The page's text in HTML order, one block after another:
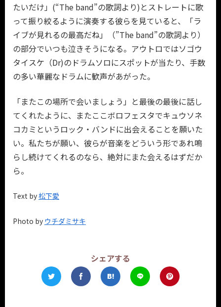
たいだけ」(“The band”の歌詞より)とストレートに歌
って振り絞るように演奏する彼らを見ていると、「ラ
イブが見れるの最高だね」（”The band”の歌詞より）
の部分でいつも泣きそうになる。アウトロではソゴウ
タイスケ（Dr)のドラムソロにスポットが当たり、手数
の多い華麗なドラムに歓声があがった。
「またこの場所で会いましょう」と最後の最後に話し
てくれたように、またここボロフェスタでキュウソネ
コカミというロック・バンドに出会えることを願いた
い。私たちが願い、彼らが音楽をどういう形であれ鳴
らし続けてくれるのなら、絶対にまた会えるはずだか
ら。
Text by松下愛
Photo by ウチダミサキ
シェアする